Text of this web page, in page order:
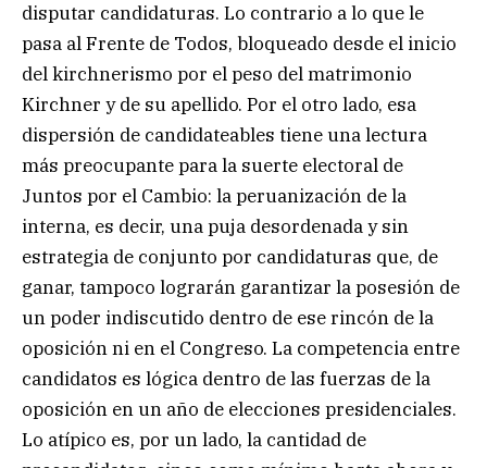
disputar candidaturas. Lo contrario a lo que le
pasa al Frente de Todos, bloqueado desde el inicio
del kirchnerismo por el peso del matrimonio
Kirchner y de su apellido. Por el otro lado, esa
dispersión de candidateables tiene una lectura
más preocupante para la suerte electoral de
Juntos por el Cambio: la peruanización de la
interna, es decir, una puja desordenada y sin
estrategia de conjunto por candidaturas que, de
ganar, tampoco lograrán garantizar la posesión de
un poder indiscutido dentro de ese rincón de la
oposición ni en el Congreso. La competencia entre
candidatos es lógica dentro de las fuerzas de la
oposición en un año de elecciones presidenciales.
Lo atípico es, por un lado, la cantidad de